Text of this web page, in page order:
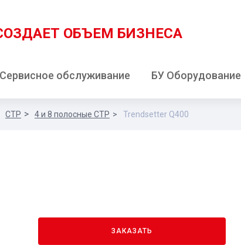
ОБЪЕМ БИЗНЕСА
Сервисное обслуживание БУ Оборудование
CTP 4 и 8 полосные CTP Trendsetter Q400
ЗАКАЗАТЬ